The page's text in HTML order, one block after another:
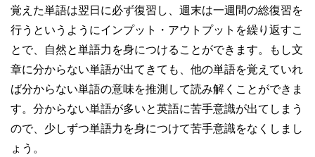
覚えた単語は翌日に必ず復習し、週末は一週間の総復習を
行うというようにインプット・アウトプットを繰り返すこ
とで、自然と単語力を身につけることができます。もし文
章に分からない単語が出てきても、他の単語を覚えていれ
ば分からない単語の意味を推測して読み解くことができま
す。分からない単語が多いと英語に苦手意識が出てしまう
ので、少しずつ単語力を身につけて苦手意識をなくしまし
ょう。